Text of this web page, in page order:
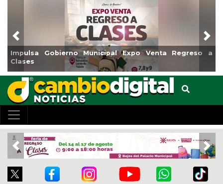
Gobierno Municipal Expo Venta Regreso a
Previous
Previous